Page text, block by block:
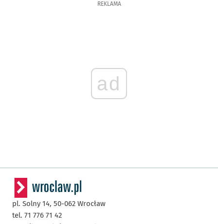
REKLAMA
ad
pl. Solny 14, 50-062 Wrocław
tel. 71 776 71 42